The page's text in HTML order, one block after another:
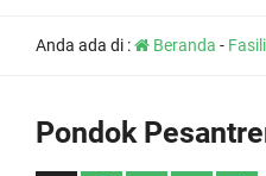
Anda ada di : Beranda -
Pondok